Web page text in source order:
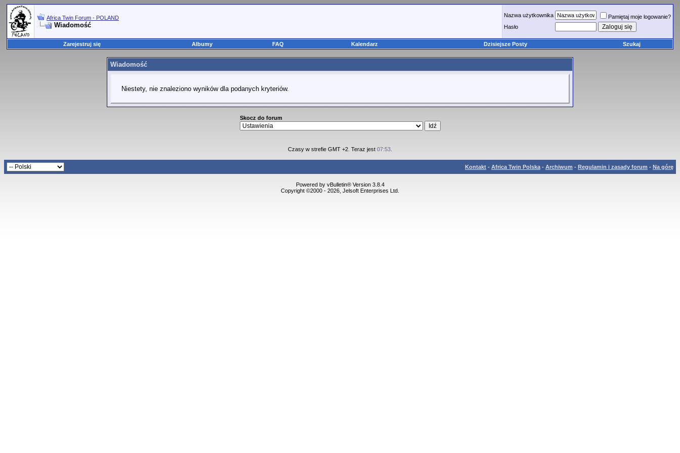
Africa Twin Forum - POLAND
Wiadomość
Nazwa użytkownika
Pamiętaj moje logowanie?
Hasło
Zarejestruj się Albumy FAQ Kalendarz Dzisiejsze Posty Szukaj
Wiadomość
Niestety, nie znaleziono wyników dla podanych kryteriów.
Skocz do forum
Czasy w strefie GMT +2. Teraz jest 07:53
Kontakt - Africa Twin Polska - Archiwum - Regulamin i zasady forum - Na górę
Powered by vBulletin® Version 3.8.4
Copyright ©2000 - 2026, Jelsoft Enterprises Ltd.